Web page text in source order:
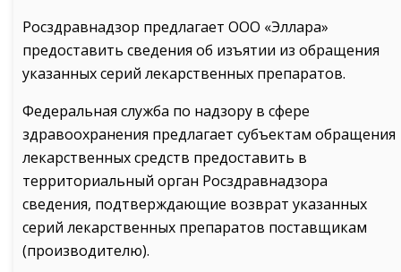
Росздравнадзор предлагает ООО «Эллара»
предоставить сведения об изъятии из обращения
указанных серий лекарственных препаратов.
Федеральная служба по надзору в сфере
здравоохранения предлагает субъектам обращения
лекарственных средств предоставить в
территориальный орган Росздравнадзора
сведения, подтверждающие возврат указанных
серий лекарственных препаратов поставщикам
(производителю).